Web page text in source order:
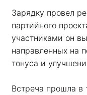
Зарядку провел
партийного
участниками он
направленных на
тонуса и
Встреча прошла в